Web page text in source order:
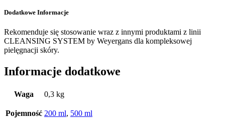
Dodatkowe Informacje
Rekomenduje się stosowanie wraz z innymi produktami z linii
CLEANSING SYSTEM by Weyergans dla kompleksowej
pielęgnacji skóry.
Informacje dodatkowe
Waga 0,3 kg
Pojemność 200 ml, 500 ml